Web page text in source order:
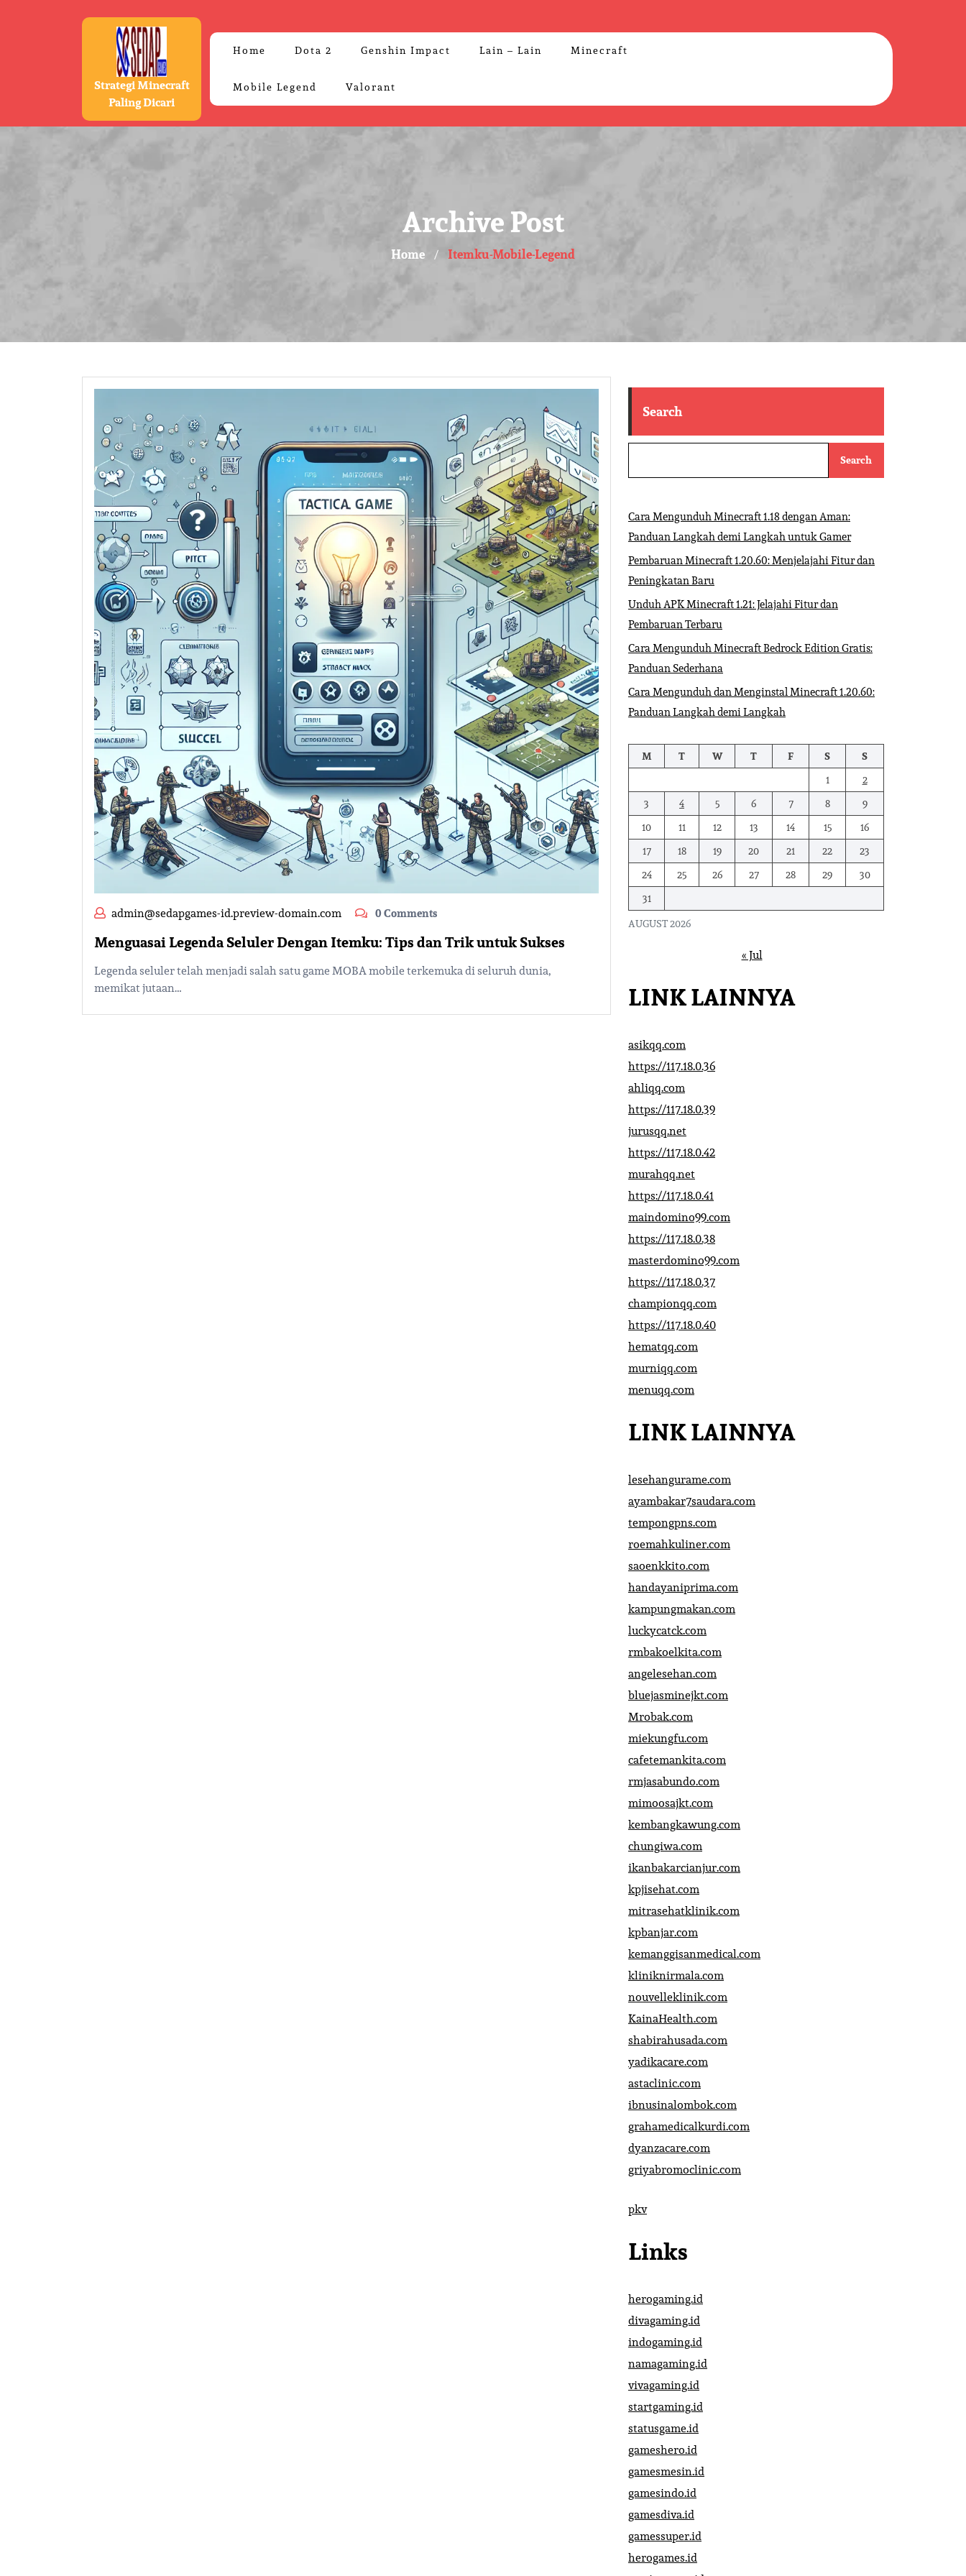
Strategi Minecraft
Paling Dicari
Home Dota 2 Genshin Impact Lain – Lain Minecraft
Mobile Legend Valorant
Archive Post
Home / Itemku-Mobile-Legend
admin@sedapgames-id.preview-domain.com 0 Comments
Menguasai Legenda Seluler Dengan Itemku: Tips dan Trik untuk Sukses
Legenda seluler telah menjadi salah satu game MOBA mobile terkemuka di seluruh dunia,
memikat jutaan…
Search
Search
Cara Mengunduh Minecraft 1.18 dengan Aman:
Panduan Langkah demi Langkah untuk Gamer
Pembaruan Minecraft 1.20.60: Menjelajahi Fitur dan
Peningkatan Baru
Unduh APK Minecraft 1.21: Jelajahi Fitur dan
Pembaruan Terbaru
Cara Mengunduh Minecraft Bedrock Edition Gratis:
Panduan Sederhana
Cara Mengunduh dan Menginstal Minecraft 1.20.60:
Panduan Langkah demi Langkah
AUGUST 2026
M T W T F S
S
1
2
3
4 5 6 7 8
9
10
11 12 13 14 15
16
17
18 19 20 21 22
23
24
25 26 27 28 29
30
31
« Jul
LINK LAINNYA
asikqq.com
https://117.18.0.36
ahliqq.com
https://117.18.0.39
jurusqq.net
https://117.18.0.42
murahqq.net
https://117.18.0.41
maindomino99.com
https://117.18.0.38
masterdomino99.com
https://117.18.0.37
championqq.com
https://117.18.0.40
hematqq.com
murniqq.com
menuqq.com
LINK LAINNYA
lesehangurame.com
ayambakar7saudara.com
tempongpns.com
roemahkuliner.com
saoenkkito.com
handayaniprima.com
kampungmakan.com
luckycatck.com
rmbakoelkita.com
angelesehan.com
bluejasminejkt.com
Mrobak.com
miekungfu.com
cafetemankita.com
rmjasabundo.com
mimoosajkt.com
kembangkawung.com
chungiwa.com
ikanbakarcianjur.com
kpjisehat.com
mitrasehatklinik.com
kpbanjar.com
kemanggisanmedical.com
kliniknirmala.com
nouvelleklinik.com
KainaHealth.com
shabirahusada.com
yadikacare.com
astaclinic.com
ibnusinalombok.com
grahamedicalkurdi.com
dyanzacare.com
griyabromoclinic.com
pkv
Links
herogaming.id
divagaming.id
indogaming.id
namagaming.id
vivagaming.id
startgaming.id
statusgame.id
gameshero.id
gamesmesin.id
gamesindo.id
gamesdiva.id
gamessuper.id
herogames.id